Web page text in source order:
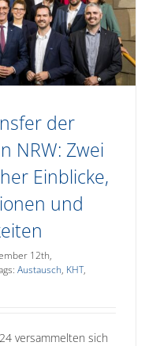
der
NRW: Zwei
Einblicke,
und
12th,
Austausch, KHT,
versammelten sich